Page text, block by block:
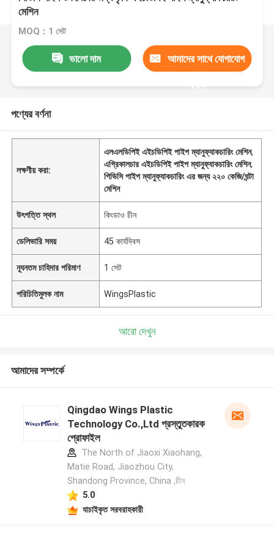
মেশিন
MOQ：1 সেট
ভালো দাম আমাদের সাথে যোগাযোগ
করুন
পণ্যের বর্ণনা
লক্ষণীয় করা:
এলএলডিপিই এইচডিপিই পাইপ ম্যানুফ্যাকচারিং মেশিন,
এগ্রিকালচার এইচডিপিই পাইপ ম্যানুফ্যাকচারিং মেশিন,
পিভিসি পাইপ ম্যানুফ্যাকচারিং এর জন্য ২২০ কেজি/ঘন্টা
মেশিন
উৎপত্তি স্থল কিংডাও চীন
ডেলিভারি সময় 45 কার্যদিবস
ন্যূনতম চাহিদার পরিমাণ 1 সেট
পরিচিতিমুলক নাম WingsPlastic
আরো দেখুন
আমাদের সম্পর্কে
Qingdao Wings Plastic
Technology Co.,Ltd প্রস্তুতকারক
প্রোফাইল
The North of Jiaoxi Xiaohang,
Matie Road, Jiaozhou City,
Shandong Province, China ,চীন
5.0
যাচাইকৃত সরবরাহকারী